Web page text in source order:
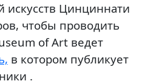
искусств Цинциннати
чтобы проводить
of Art ведет
в котором публикует
.